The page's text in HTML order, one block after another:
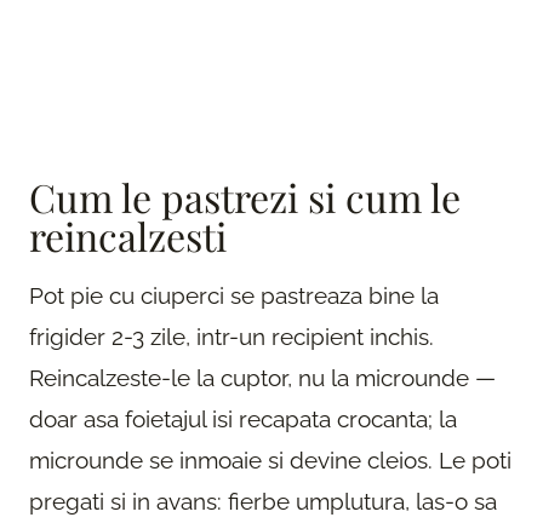
Cum le pastrezi si cum le
reincalzesti
Pot pie cu ciuperci se pastreaza bine la
frigider 2-3 zile, intr-un recipient inchis.
Reincalzeste-le la cuptor, nu la microunde —
doar asa foietajul isi recapata crocanta; la
microunde se inmoaie si devine cleios. Le poti
pregati si in avans: fierbe umplutura, las-o sa